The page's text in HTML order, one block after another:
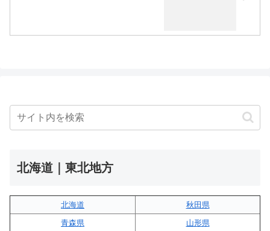
北海道｜東北地方
北海道
秋田県
青森県
山形県